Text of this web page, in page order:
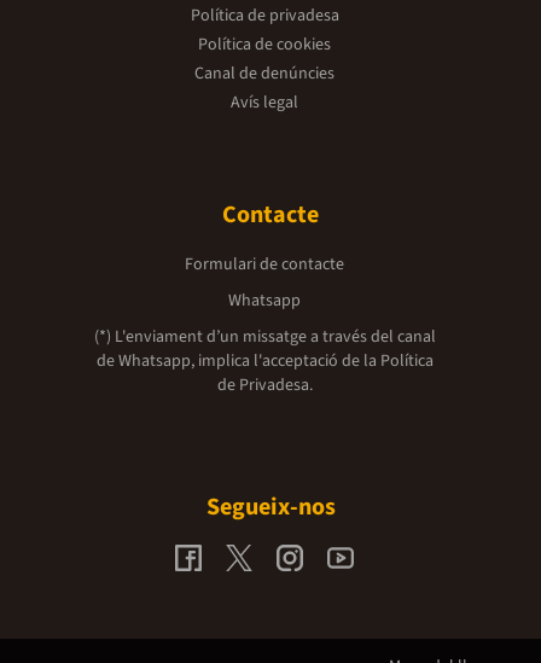
Política de privadesa
Política de cookies
Canal de denúncies
Avís legal
Contacte
Formulari de contacte
Whatsapp
(*) L'enviament d’un missatge a través del canal
de Whatsapp, implica l'acceptació de la Política
de Privadesa.
Segueix-nos